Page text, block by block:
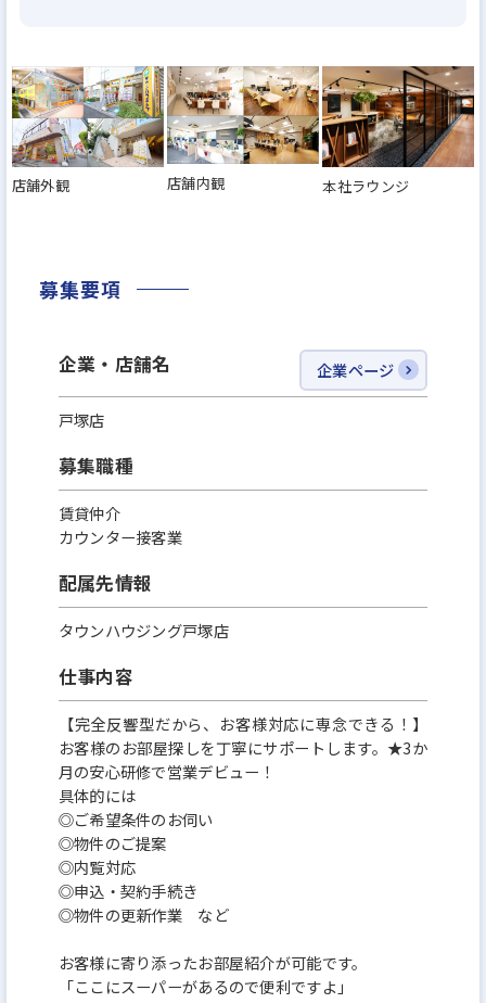
店舗外観 店舗内観 本社ラウンジ
募集要項
企業・店舗名 企業ページ
戸塚店
募集職種
賃貸仲介
カウンター接客業
配属先情報
タウンハウジング戸塚店
仕事内容
【完全反響型だから、お客様対応に専念できる！】
お客様のお部屋探しを丁寧にサポートします。★3か
月の安心研修で営業デビュー！
具体的には
◎ご希望条件のお伺い
◎物件のご提案
◎内覧対応
◎申込・契約手続き
◎物件の更新作業 など
お客様に寄り添ったお部屋紹介が可能です。
「ここにスーパーがあるので便利ですよ」